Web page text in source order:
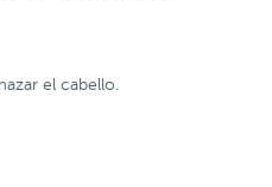
el cabello.